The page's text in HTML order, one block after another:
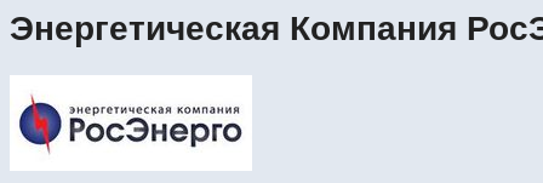
Энергетическая Компания